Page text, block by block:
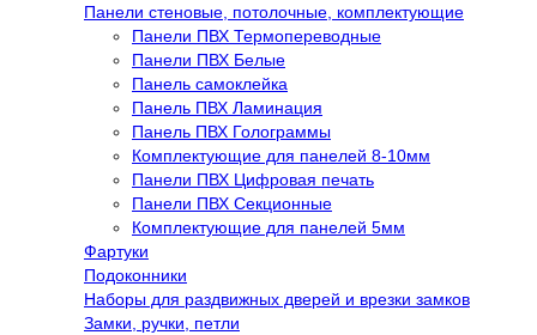
Панели стеновые, потолочные, комплектующие
Панели ПВХ Термопереводные
Панели ПВХ Белые
Панель самоклейка
Панель ПВХ Ламинация
Панель ПВХ Голограммы
Комплектующие для панелей 8-10мм
Панели ПВХ Цифровая печать
Панели ПВХ Секционные
Комплектующие для панелей 5мм
Фартуки
Подоконники
Наборы для раздвижных дверей и врезки замков
Замки, ручки, петли